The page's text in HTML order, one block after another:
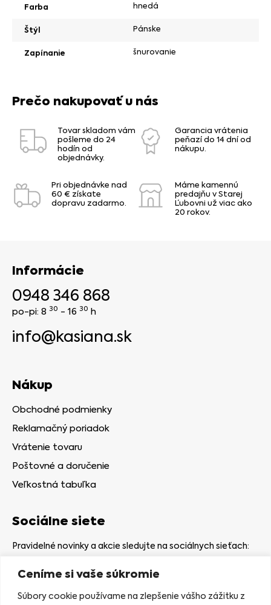
Ceníme si vaše súkromie
Súbory cookie používame na zlepšenie vášho zážitku z
Farba hnedá
Štýl Pánske
Zapínanie šnurovanie
Prečo nakupovať u nás
Tovar skladom vám
pošleme do 24
hodín od
objednávky.
Garancia vrátenia
peňazí do 14 dní od
nákupu.
Pri objednávke nad
60 € získate
dopravu zadarmo.
Máme kamennú
predajňu v Starej
Ľubovni už viac ako
20 rokov.
Informácie
0948 346 868
po-pi: 8 30 - 16 30 h
info@kasiana.sk
Nákup
Obchodné podmienky
Reklamačný poriadok
Vrátenie tovaru
Poštovné a doručenie
Veľkostná tabuľka
Sociálne siete
Pravidelné novinky a akcie sledujte na sociálnych sieťach: